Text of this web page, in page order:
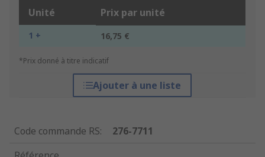
Unité Prix par unité
1 + 16,75 €
*Prix donné à titre indicatif
Ajouter à une liste
Code commande RS:
276-7711